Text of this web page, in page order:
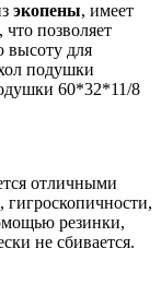
экопены, имеет
позволяет
высоту для
подушки
60*32*11/8
отличными
гигроскопичности,
резинки,
не сбивается.